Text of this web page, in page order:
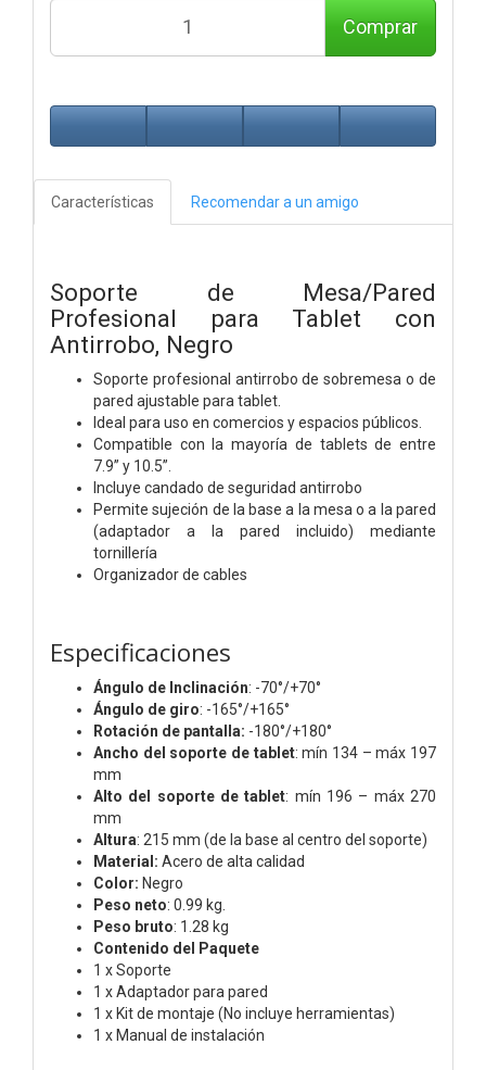
Comprar
Características Recomendar a un amigo
Soporte de Mesa/Pared
Profesional para Tablet con
Antirrobo, Negro
Soporte profesional antirrobo de sobremesa o de
pared ajustable para tablet.
Ideal para uso en comercios y espacios públicos.
Compatible con la mayoría de tablets de entre
7.9” y 10.5”.
Incluye candado de seguridad antirrobo
Permite sujeción de la base a la mesa o a la pared
(adaptador a la pared incluido) mediante
tornillería
Organizador de cables
Especificaciones
Ángulo de Inclinación: -70°/+70°
Ángulo de giro: -165°/+165°
Rotación de pantalla: -180°/+180°
Ancho del soporte de tablet: mín 134 – máx 197
mm
Alto del soporte de tablet: mín 196 – máx 270
mm
Altura: 215 mm (de la base al centro del soporte)
Material: Acero de alta calidad
Color: Negro
Peso neto: 0.99 kg.
Peso bruto: 1.28 kg
Contenido del Paquete
1 x Soporte
1 x Adaptador para pared
1 x Kit de montaje (No incluye herramientas)
1 x Manual de instalación